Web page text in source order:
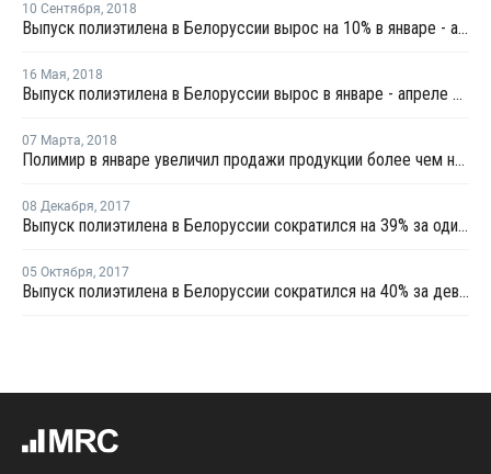
10 Сентября, 2018
Выпуск полиэтилена в Белоруссии вырос на 10% в январе - августе
16 Мая, 2018
Выпуск полиэтилена в Белоруссии вырос в январе - апреле на 6%
07 Марта, 2018
Полимир в январе увеличил продажи продукции более чем на треть
08 Декабря, 2017
Выпуск полиэтилена в Белоруссии сократился на 39% за одиннадцать месяцев
05 Октября, 2017
Выпуск полиэтилена в Белоруссии сократился на 40% за девять месяцев